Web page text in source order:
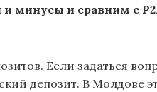
минусы и сравним с
Если задаться
депозит. В Молдове